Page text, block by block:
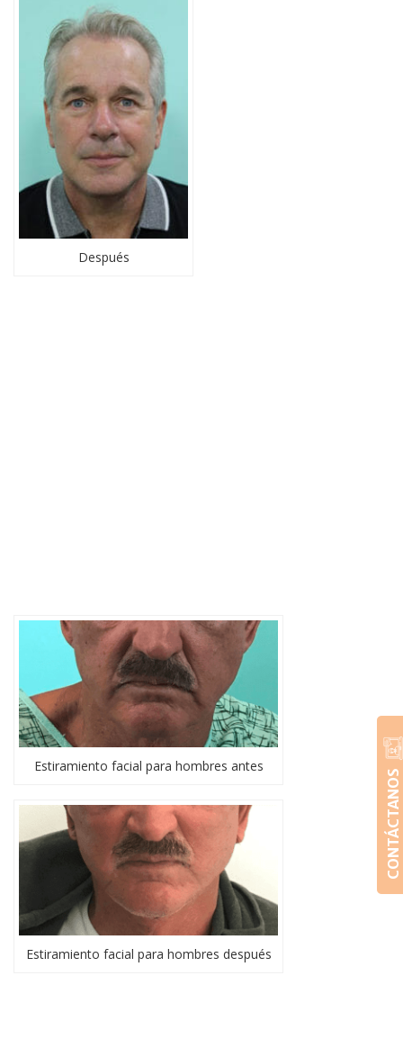
CONTÁCTANOS
Después
Estiramiento facial para hombres antes
Estiramiento facial para hombres después